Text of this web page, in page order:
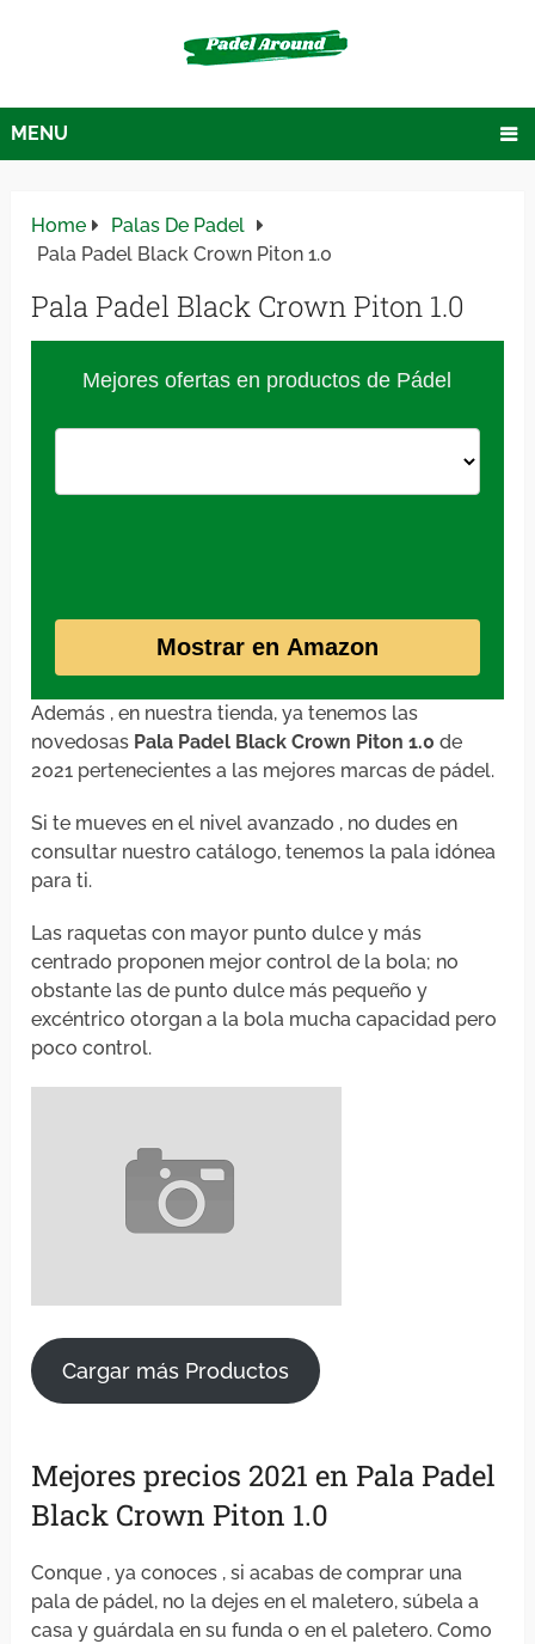
MENU
Home
Palas De Padel
Pala Padel Black Crown Piton 1.0
Pala Padel Black Crown Piton 1.0
Mejores ofertas en productos de Pádel
Mostrar en Amazon
Además , en nuestra tienda, ya tenemos las
novedosas Pala Padel Black Crown Piton 1.0de
2021 pertenecientes a las mejores marcas de pádel.
Si te mueves en el nivel avanzado , no dudes en
consultar nuestro catálogo, tenemos la pala idónea
para ti.
Las raquetas con mayor punto dulce y más
centrado proponen mejor control de la bola; no
obstante las de punto dulce más pequeño y
excéntrico otorgan a la bola mucha capacidad pero
poco control.
Cargar más Productos
Mejores precios 2021 en Pala Padel
Black Crown Piton 1.0
Conque , ya conoces , si acabas de comprar una
pala de pádel, no la dejes en el maletero, súbela a
casa y guárdala en su funda o en el paletero. Como